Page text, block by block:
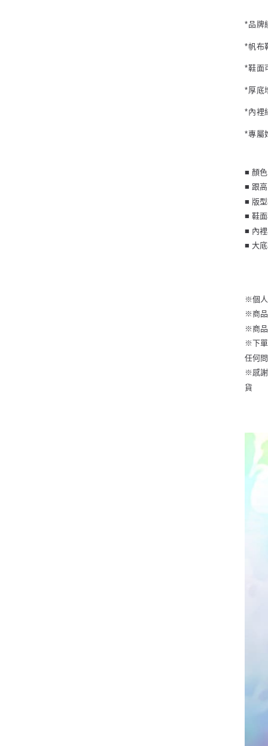
*品牌
*帆布
*鞋面
*厚底
*內裡
*專屬
■ 顏
■ 跟
■ 版
■ 鞋
■ 內
■ 大
※個人
※商品
※商品
※下單
任何
※感謝
貨